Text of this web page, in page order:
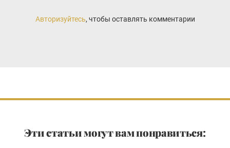
Авторизуйтесь, чтобы оставлять комментарии
Эти статьи могут вам понравиться: